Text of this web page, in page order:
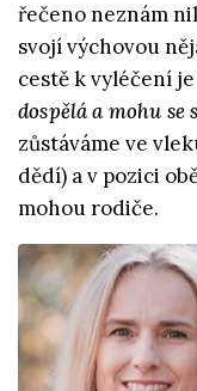
řečeno neznám
svojí výchovou
cestě k vyléčení
dospělá a mohu
zůstáváme ve
dědí) a v pozici
mohou rodiče.